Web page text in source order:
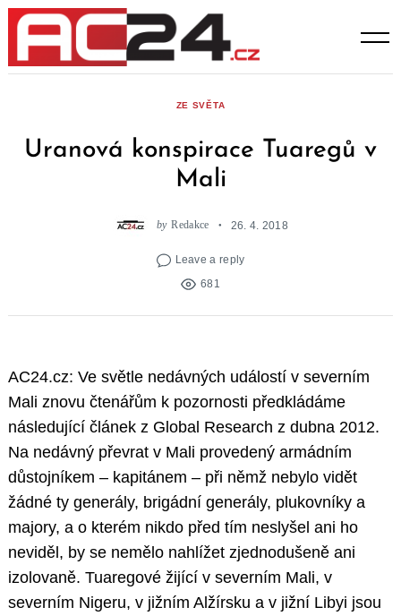
Skip
content
ZE SVĚTA
Uranová konspirace Tuaregů v
Mali
by Redakce 26. 4. 2018
Leave a reply
681
AC24.cz: Ve světle nedávných událostí v severním
Mali znovu čtenářům k pozornosti předkládáme
následující článek z Global Research z dubna 2012.
Na nedávný převrat v Mali provedený armádním
důstojníkem – kapitánem – při němž nebylo vidět
žádné ty generály, brigádní generály, plukovníky a
majory, a o kterém nikdo před tím neslyšel ani ho
neviděl, by se nemělo nahlížet zjednodušeně ani
izolovaně. Tuaregové žijící v severním Mali, v
severním Nigeru, v jižním Alžírsku a v jižní Libyi jsou